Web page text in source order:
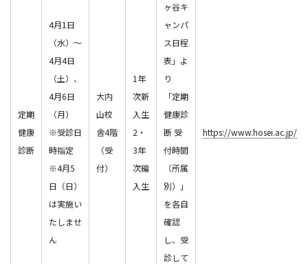
定期
健康
診断
4月1日
（水）～
4月4日
（土）、
4月6日
（月）
※受診日
時指定
※4月5
日（日）
は実施い
たしませ
ん
大内
山校
舎4階
（受
付）
1年
次新
入生
2・
3年
次編
入生
ヶ谷キ
ャンパ
ス日程
表」よ
り
「定期
健康診
断 受
付時間
（所属
別）」
を各自
確認
し、受
診して
https://www.hosei.ac.jp/